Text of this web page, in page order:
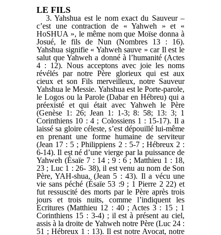
LE FILS
3. Yahshua est le nom exact du Sauveur –
c’est une contraction de « Yahweh » et «
HoSHUA », le même nom que Moïse donna à
Josué, le fils de Nun (Nombres 13 : 16).
Yahshua signifie « Yahweh sauve » car Il est le
salut que Yahweh a donné à l’humanité (Actes
4 : 12). Nous acceptons avec joie les noms
révélés par notre Père glorieux qui est aux
cieux et son Fils merveilleux, notre Sauveur
Yahshua le Messie. Yahshua est le Porte-parole,
le Logos ou la Parole (Dabar en Hébreu) qui a
préexisté et qui était avec Yahweh le Père
(Genèse 1: 26; Jean 1: 1-3; 8: 58; 13: 3; 1
Corinthiens 10 : 4 ; Colossiens 1 : 15-17). Il a
laissé sa gloire céleste, s’est dépouillé lui-même
en prenant une forme humaine de serviteur
(Jean 17 : 5 ; Philippiens 2 : 5-7 ; Hébreux 2 :
6-14). Il est né d’une vierge par la puissance de
Yahweh (Ésaïe 7 : 14 ; 9 : 6 ; Matthieu 1 : 18,
23 ; Luc 1 : 26- 38), il est venu au nom de Son
Père, YAH-shua, (Jean 5 : 43). Il a vécu une
vie sans péché (Ésaïe 53 :9 ; 1 Pierre 2 22) et
fut ressuscité des morts par le Père après trois
jours et trois nuits, comme l’indiquent les
Ecritures (Matthieu 12 : 40 ; Actes 3 : 15 ; 1
Corinthiens 15 : 3-4) ; il est à présent au ciel,
assis à la droite de Yahweh notre Père (Luc 24 :
51 ; Hébreux 1 : 13). Il est notre Avocat, notre